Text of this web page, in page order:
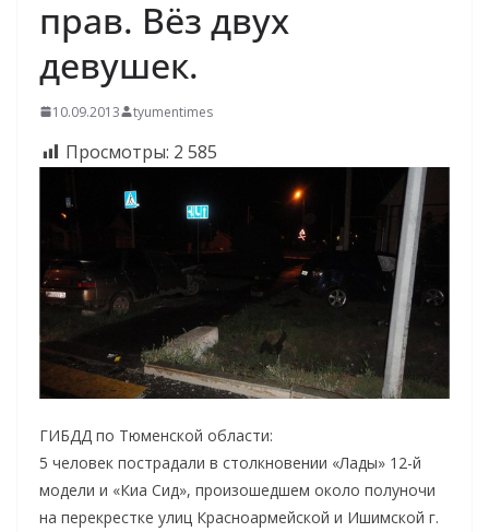
прав. Вёз двух
девушек.
10.09.2013 tyumentimes
Просмотры: 2 585
ГИБДД по Тюменской области:
5 человек пострадали в столкновении «Лады» 12-й
модели и «Киа Сид», произошедшем около полуночи
на перекрестке улиц Красноармейской и Ишимской г.